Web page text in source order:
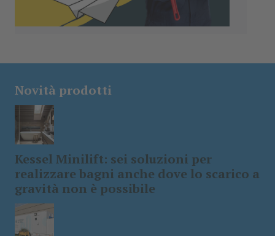
Novità prodotti
Kessel Minilift: sei soluzioni per
realizzare bagni anche dove lo scarico a
gravità non è possibile